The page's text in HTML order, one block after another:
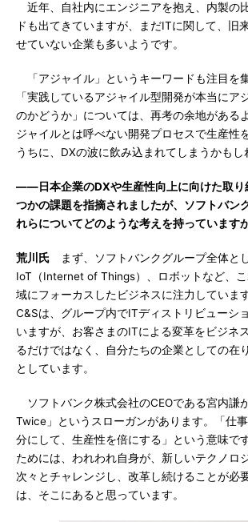
近年、自社内にエンジニアを抱え、内製の
ドも出てきていますが、まだITに関して、旧
せていない企業も多いようです。
「アジャイル」というキーワードも注目を
「実践しているアジャイル型開発が本当にア
のかどうか」については、再考の余地がある
ジャイルとは呼べない開発プロセスで生産性
うちに、DXの波に飲み込まれてしまうかもし
――日本企業のDXや生産性向上に向けた取り
つかの課題を指摘されましたが、ソフトバン
れらについてどのような考えを持っていますか
荒川氏 まず、ソフトバンクグループ全体と
IoT（Internet of Things）、ロボットなど、
域にフォーカスしたビジネスに注力していま
C&Sは、グループ内でITディストリビューシ
いますが、お客さまのITによる変革をビジネ
るだけではなく、自分たちの企業としての在
としています。
ソフトバンク株式会社のCEOである宮内謙
Twice」というスローガンがあります。「仕
分にして、生産性を倍にする」という意味で
ためには、われわれ自身が、新しいテクノロ
次々とチャレンジし、改革し続けることが必
は、そこにあると思っています。